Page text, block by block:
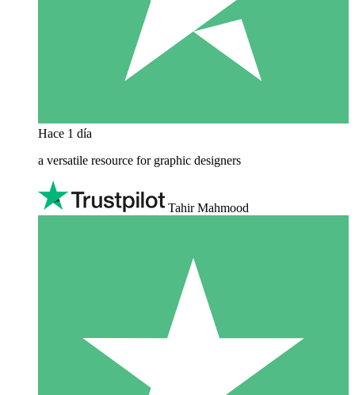
Hace 1 día
a versatile resource for graphic designers
Tahir Mahmood